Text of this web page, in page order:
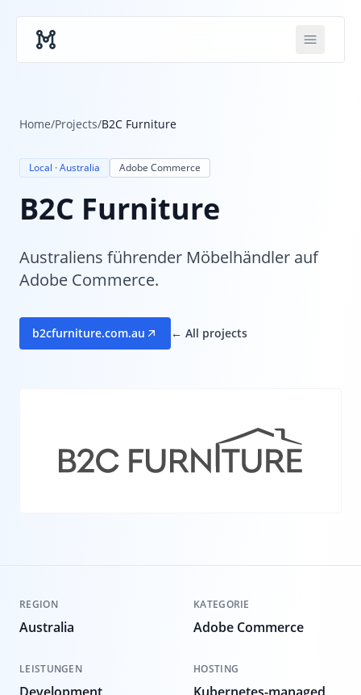
Home/Projects/B2C Furniture
Local · Australia Adobe Commerce
B2C Furniture
Australiens führender Möbelhändler auf
Adobe Commerce.
b2cfurniture.com.au ← All projects
REGION
Australia
KATEGORIE
Adobe Commerce
LEISTUNGEN HOSTING